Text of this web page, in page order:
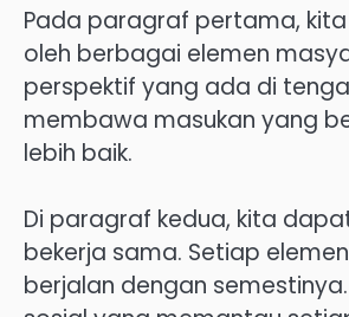
Pada paragraf pertama,
oleh berbagai elemen
perspektif yang ada di
membawa masukan yang
lebih baik.
Di paragraf kedua, kita
bekerja sama. Setiap
berjalan dengan